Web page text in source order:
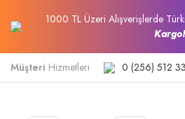
1000 TL Üzeri Alışverişlerde
Kargo!
Müşteri Hizmetleri 0 (256) 512